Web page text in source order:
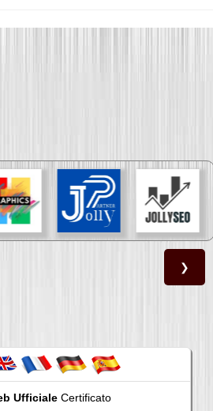
❯
UfficialeCertificato